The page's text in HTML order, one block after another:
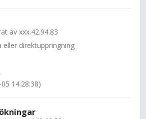
av xxx.42.94.83
eller direktuppringning
14:28:38)